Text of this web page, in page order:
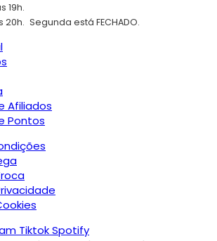
19h.
20h. Segunda está FECHADO.
Afiliados
Pontos
TiktokSpotify